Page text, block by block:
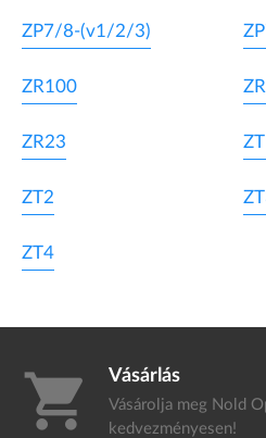
ZP7/8-(v1/2/3)
ZR100
ZR23
ZT2
ZT4
shopping_cart Vásárlás
Vásárolja meg Nold
kedvezményesen!